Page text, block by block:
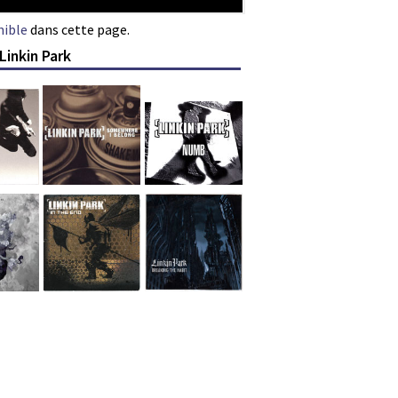
dans cette page.
Park